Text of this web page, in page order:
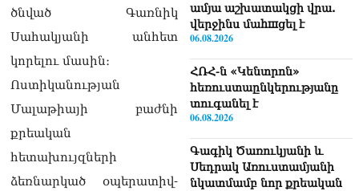
ծնված Գառնիկ
Սահակյանի անհետ
կորելու մասին։
Ոստիկանության
Մալաթիայի բաժնի
քրեական
հետախույզների
ձեռնարկած օպերատիվ-
ամյա աշխատակցի վրա.
վերջինս մաhшցել է
06.08.2026
ՀՌՀ-ն «Կենտրոն»
հեռուստաընկերությանը
տուգանել է
06.08.2026
Գագիկ Ծառուկյանի և
Սեդրակ Առուստամյանի
նկատմամբ նոր քրեական